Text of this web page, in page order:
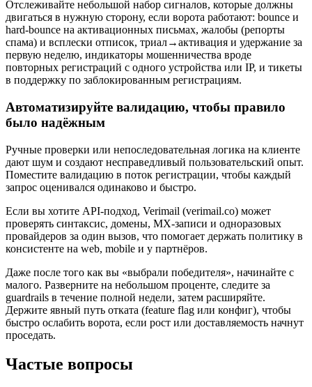
Отслеживайте небольшой набор сигналов, которые должны
двигаться в нужную сторону, если ворота работают: bounce и
hard‑bounce на активационных письмах, жалобы (репорты
спама) и всплески отписок, триал→активация и удержание за
первую неделю, индикаторы мошенничества вроде
повторных регистраций с одного устройства или IP, и тикеты
в поддержку по заблокированным регистрациям.
Автоматизируйте валидацию, чтобы правило
было надёжным
Ручные проверки или непоследовательная логика на клиенте
дают шум и создают несправедливый пользовательский опыт.
Поместите валидацию в поток регистрации, чтобы каждый
запрос оценивался одинаково и быстро.
Если вы хотите API‑подход, Verimail (verimail.co) может
проверять синтаксис, домены, MX‑записи и одноразовых
провайдеров за один вызов, что помогает держать политику в
консистенте на web, mobile и у партнёров.
Даже после того как вы «выбрали победителя», начинайте с
малого. Разверните на небольшом проценте, следите за
guardrails в течение полной недели, затем расширяйте.
Держите явный путь отката (feature flag или конфиг), чтобы
быстро ослабить ворота, если рост или доставляемость начнут
проседать.
Частые вопросы